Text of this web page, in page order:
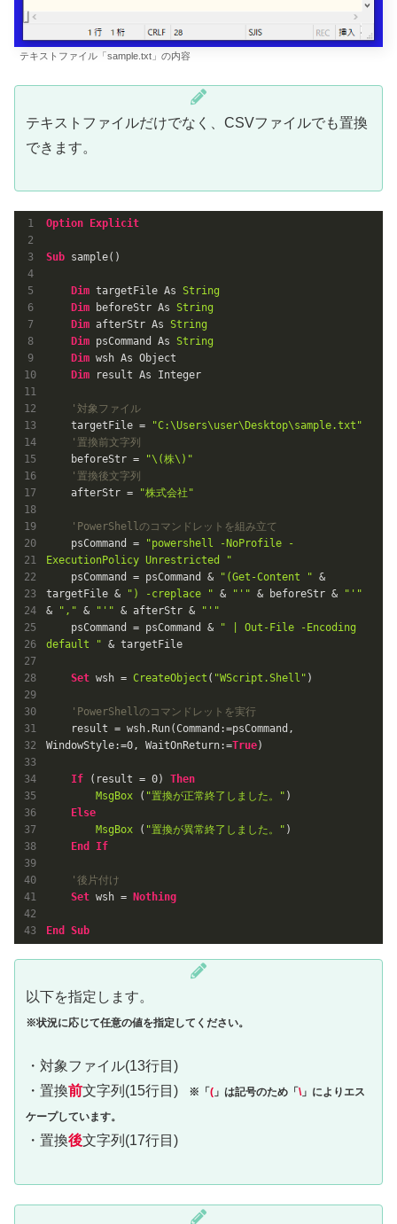
テキストファイル「sample.txt」の内容
テキストファイルだけでなく、CSVファイルでも置換
できます。
Option Explicit
Sub sample()
Dim targetFile As String
Dim beforeStr As String
Dim afterStr As String
Dim psCommand As String
Dim wsh As Object
Dim result As Integer
'対象ファイル
    targetFile =
"C:\Users\user\Desktop\sample.txt"
'置換前文字列
    beforeStr =
"\(株\)"
'置換後文字列
    afterStr =
"株式会社"
'PowerShellのコマンドレットを組み立て
    psCommand =
"powershell -NoProfile -
ExecutionPolicy Unrestricted "
    psCommand = psCommand &
"(Get-Content " &
targetFile &
") -creplace " & "'" & beforeStr &
"'"
&
"," & "'" & afterStr &
"'"
    psCommand = psCommand &
" | Out-File -Encoding
default " & targetFile
Set wsh = CreateObject ( "WScript.Shell" )
'PowerShellのコマンドレットを実行
WindowStyle:=0, WaitOnReturn:=True)
If (result = 0) Then
MsgBox ( "置換が正常終了しました。" )
Else
MsgBox ( "置換が異常終了しました。" )
End
If
'後片付け
Set wsh = Nothing
End Sub
以下を指定します。
※状況に応じて任意の値を指定してください。
・対象ファイル(13行目)
・置換前文字列(15行目) ※「 ( 」は記号のため「 \」 により エス
ケープしています。
・置換後文字列(17行目)